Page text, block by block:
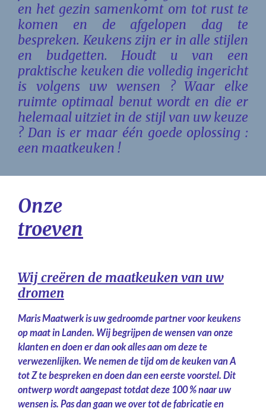
en het gezin samenkomt om tot rust te
komen en de afgelopen dag te
bespreken. Keukens zijn er in alle stijlen
en budgetten. Houdt u van een
praktische keuken die volledig ingericht
is volgens uw wensen ? Waar elke
ruimte optimaal benut wordt en die er
helemaal uitziet in de stijl van uw keuze
? Dan is er maar één goede oplossing :
een maatkeuken !
Onze
troeven
Wij creëren de maatkeuken van uw
dromen
Maris Maatwerk is uw gedroomde partner voor keukens
op maat in Landen. Wij begrijpen de wensen van onze
klanten en doen er dan ook alles aan om deze te
verwezenlijken. We nemen de tijd om de keuken van A
tot Z te bespreken en doen dan een eerste voorstel. Dit
ontwerp wordt aangepast totdat deze 100 % naar uw
wensen is. Pas dan gaan we over tot de fabricatie en